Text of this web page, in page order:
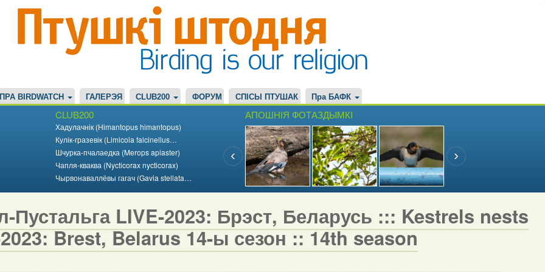
ПРА BIRDWATCH ГАЛЕРЭЯ CLUB200 ФОРУМ СПІСЫ ПТУШАК Пра БАФК
CLUB200
Хадулачнік (Himantopus himantopus)
Кулік-гразевік (Limicola falcinellus…
Шчурка-пчалаедка (Merops apiaster)
Чапля-кваква (Nycticorax nycticorax)
Чырвонаваллёвы гагач (Gavia stellata…
АПОШНІЯ ФОТАЗДЫМКІ
Пустальга LIVE-2023: Брэст, Беларусь ::: Kestrels nests
Brest, Belarus 14-ы сезон :: 14th season